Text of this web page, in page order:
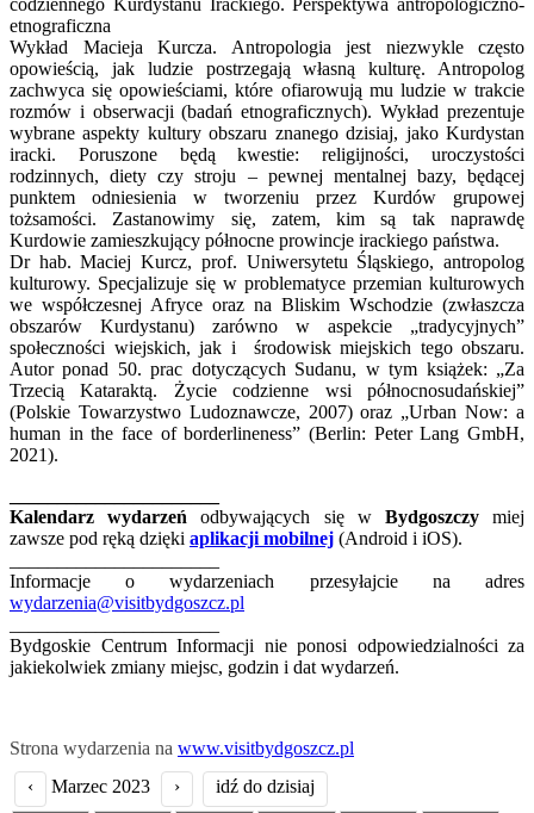
codziennego Kurdystanu Irackiego. Perspektywa antropologiczno-
etnograficzna
Wykład Macieja Kurcza. Antropologia jest niezwykle często
opowieścią, jak ludzie postrzegają własną kulturę. Antropolog
zachwyca się opowieściami, które ofiarowują mu ludzie w trakcie
rozmów i obserwacji (badań etnograficznych). Wykład prezentuje
wybrane aspekty kultury obszaru znanego dzisiaj, jako Kurdystan
iracki. Poruszone będą kwestie: religijności, uroczystości
rodzinnych, diety czy stroju – pewnej mentalnej bazy, będącej
punktem odniesienia w tworzeniu przez Kurdów grupowej
tożsamości. Zastanowimy się, zatem, kim są tak naprawdę
Kurdowie zamieszkujący północne prowincje irackiego państwa.
Dr hab. Maciej Kurcz, prof. Uniwersytetu Śląskiego, antropolog
kulturowy. Specjalizuje się w problematyce przemian kulturowych
we współczesnej Afryce oraz na Bliskim Wschodzie (zwłaszcza
obszarów Kurdystanu) zarówno w aspekcie „tradycyjnych”
społeczności wiejskich, jak i środowisk miejskich tego obszaru.
Autor ponad 50. prac dotyczących Sudanu, w tym książek: „Za
Trzecią Kataraktą. Życie codzienne wsi północnosudańskiej”
(Polskie Towarzystwo Ludoznawcze, 2007) oraz „Urban Now: a
human in the face of borderlineness” (Berlin: Peter Lang GmbH,
2021).
Kalendarz wydarzeń odbywających się w Bydgoszczymiej
zawsze pod ręką dzięki aplikacji mobilnej (Android i iOS).
Informacje o wydarzeniach przesyłajcie na adres
wydarzenia@visitbydgoszcz.pl
Bydgoskie Centrum Informacji nie ponosi odpowiedzialności za
jakiekolwiek zmiany miejsc, godzin i dat wydarzeń.
Strona wydarzenia na www.visitbydgoszcz.pl
‹
Marzec 2023 › idź do dzisiaj